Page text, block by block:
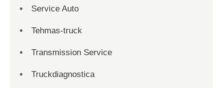
Service Auto
Tehmas-truck
Transmission Service
Truckdiagnostica